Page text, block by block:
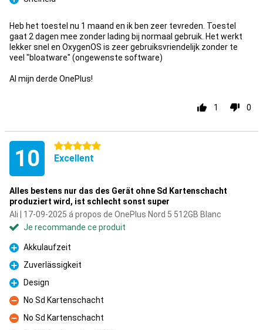
Pour
Heb het toestel nu 1 maand en ik ben zeer tevreden. Toestel
gaat 2 dagen mee zonder lading bij normaal gebruik. Het werkt
lekker snel en OxygenOS is zeer gebruiksvriendelijk zonder te
veel "bloatware" (ongewenste software)
Al mijn derde OnePlus!
1 0
10 5 étoiles
Excellent
Alles bestens nur das des Gerät ohne Sd Kartenschacht
produziert wird, ist schlecht sonst super
Ali | 17-09-2025 á propos de OnePlus Nord 5 512GB Blanc
Je recommande ce produit
Pour
Akkulaufzeit
Pour
Zuverlässigkeit
Pour
Design
Contre
No Sd Kartenschacht
Contre
No Sd Kartenschacht